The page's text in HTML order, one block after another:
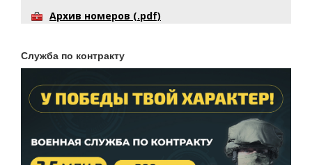
Архив номеров (.pdf)
Служба по контракту